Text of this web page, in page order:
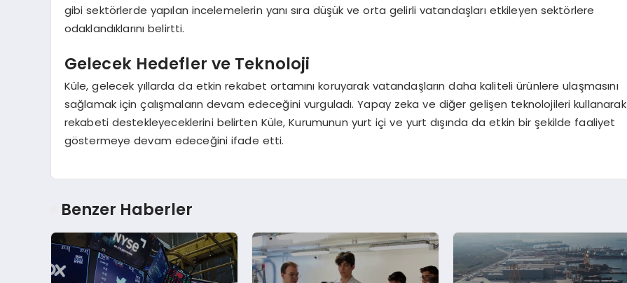
gibi sektörlerde yapılan incelemelerin yanı sıra düşük ve orta gelirli vatandaşları etkileyen sektörlere
odaklandıklarını belirtti.
Gelecek Hedefler ve Teknoloji
Küle, gelecek yıllarda da etkin rekabet ortamını koruyarak vatandaşların daha kaliteli ürünlere ulaşmasını
sağlamak için çalışmaların devam edeceğini vurguladı. Yapay zeka ve diğer gelişen teknolojileri kullanarak
rekabeti destekleyeceklerini belirten Küle, Kurumunun yurt içi ve yurt dışında da etkin bir şekilde faaliyet
göstermeye devam edeceğini ifade etti.
Benzer Haberler